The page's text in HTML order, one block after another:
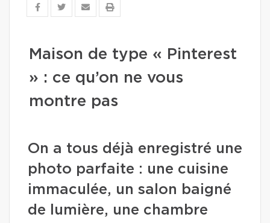
Maison de type « Pinterest
» : ce qu’on ne vous
montre pas
On a tous déjà enregistré une
photo parfaite : une cuisine
immaculée, un salon baigné
de lumière, une chambre